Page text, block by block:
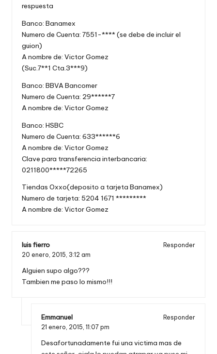
respuesta
Banco: Banamex
Numero de Cuenta: 7551-**** (se debe de incluir el
guion)
A nombre de: Victor Gomez
(Suc.7**1 Cta.3***9)
Banco: BBVA Bancomer
Numero de Cuenta: 29******7
A nombre de: Victor Gomez
Banco: HSBC
Numero de Cuenta: 633******6
A nombre de: Victor Gomez
Clave para transferencia interbancaria:
0211800*****72265
Tiendas Oxxo(deposito a tarjeta Banamex)
Numero de tarjeta: 5204 1671 *********
A nombre de: Victor Gomez
luis fierro
Responder
20 enero, 2015, 3:12 am
Alguien supo algo???
Tambien me paso lo mismo!!!
Emmanuel
Responder
21 enero, 2015, 11:07 pm
Desafortunadamente fui una victima mas de